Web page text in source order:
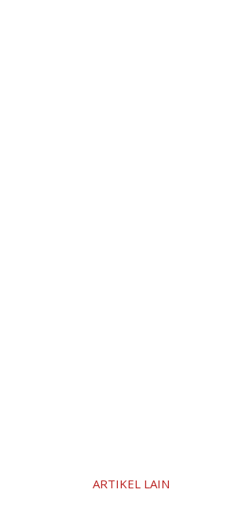
ARTIKEL LAIN